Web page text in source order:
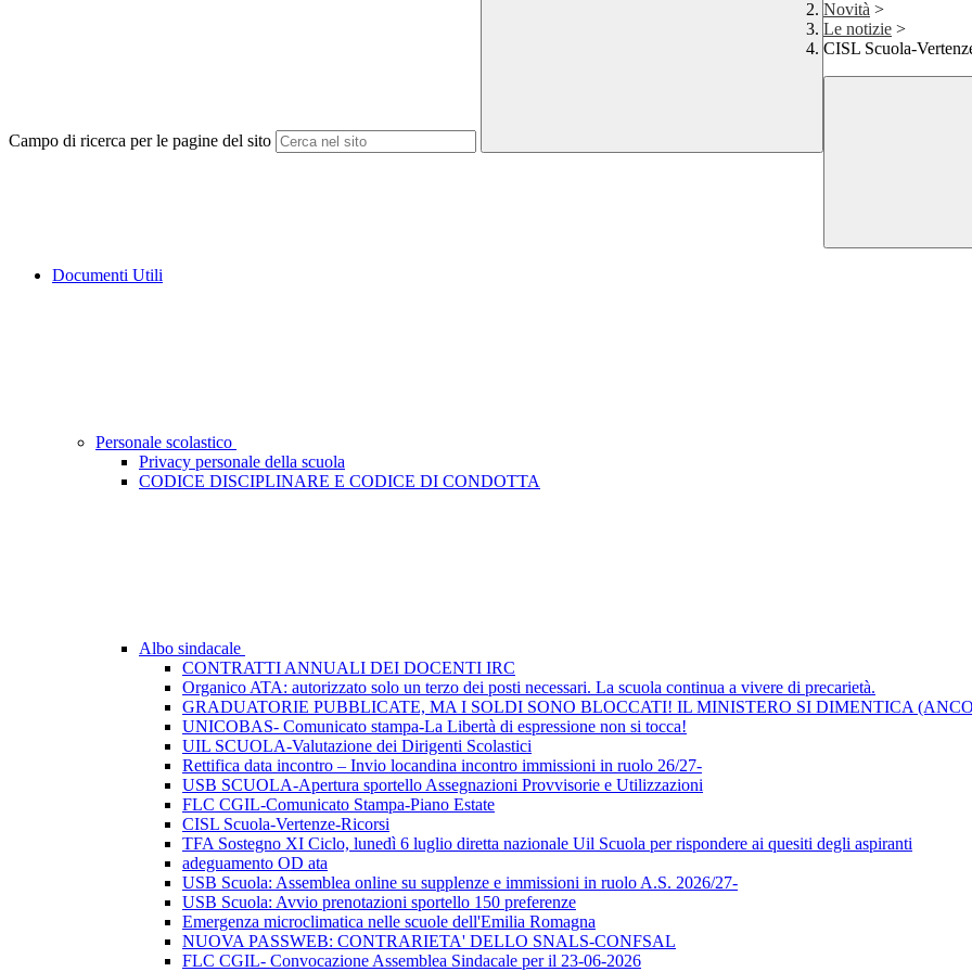
Campo di ricerca per le pagine del sito
Novità >
Le notizie >
CISL Scuola-
Documenti Utili
Personale scolastico
Privacy personale della scuola
CODICE DISCIPLINARE E CODICE DI CONDOTTA
Albo sindacale
CONTRATTI ANNUALI DEI DOCENTI IRC
Organico ATA: autorizzato solo un terzo dei posti necessari. La scuola continua a vivere di precarietà.
GRADUATORIE PUBBLICATE, MA I SOLDI SONO BLOCCATI! IL MINISTERO SI DIMENTICA
UNICOBAS- Comunicato stampa-La Libertà di espressione non si tocca!
UIL SCUOLA-Valutazione dei Dirigenti Scolastici
Rettifica data incontro – Invio locandina incontro immissioni in ruolo 26/27-
USB SCUOLA-Apertura sportello Assegnazioni Provvisorie e Utilizzazioni
FLC CGIL-Comunicato Stampa-Piano Estate
CISL Scuola-Vertenze-Ricorsi
TFA Sostegno XI Ciclo, lunedì 6 luglio diretta nazionale Uil Scuola per rispondere ai quesiti degli aspiranti
adeguamento OD ata
USB Scuola: Assemblea online su supplenze e immissioni in ruolo A.S. 2026/27-
USB Scuola: Avvio prenotazioni sportello 150 preferenze
Emergenza microclimatica nelle scuole dell'Emilia Romagna
NUOVA PASSWEB: CONTRARIETA' DELLO SNALS-CONFSAL
FLC CGIL- Convocazione Assemblea Sindacale per il 23-06-2026